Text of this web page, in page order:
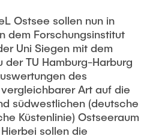
Ostsee sollen nun in
dem Forschungsinstitut
Uni Siegen mit dem
der TU Hamburg-Harburg
des
Art auf die
südwestlichen (deutsche
Küstenlinie) Ostseeraum
sollen die